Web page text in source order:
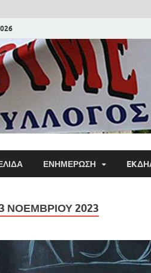
ΕΝΗΜΕΡΩΣΗ
ΝΟΕΜΒΡΊΟΥ 2023